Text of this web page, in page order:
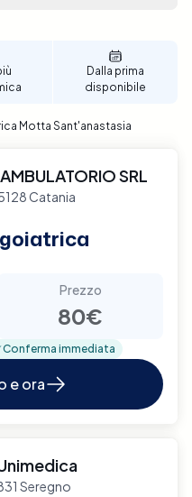
Dalla prima
disponibile
Motta Sant'anastasia
SRL
Catania
Prezzo
80€
Conferma immediata
e ora
Seregno